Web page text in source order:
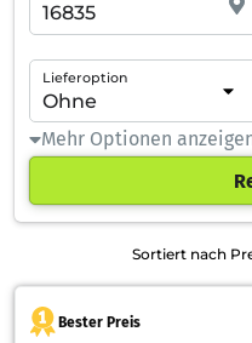
Lieferoption
Mehr Optionen
Sortiert nach
Bester Preis